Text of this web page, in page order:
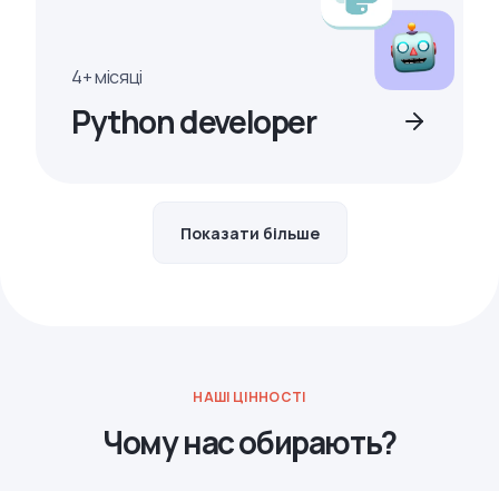
4+ місяці
Python developer
Показати більше
НАШІ ЦІННОСТІ
Чому нас обирають?